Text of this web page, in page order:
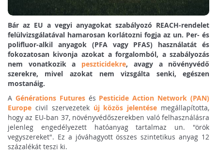
Bár az EU a vegyi anyagokat szabályozó REACH-rendelet
felülvizsgálatával hamarosan korlátozni fogja az un. Per- és
polifluor-alkil anyagok (PFA vagy PFAS) használatát és
fokozatosan kivonja azokat a forgalomból, a szabályozás
nem vonatkozik a peszticidekre, avagy a növényvédő
szerekre, mivel azokat nem vizsgálta senki, egészen
mostanáig.
A Générations Futuresés Pesticide Action Network (PAN)
Europecivil szervezetek új közös jelentése megállapította,
hogy az EU-ban 37, növényvédőszerekben való felhasználásra
jelenleg engedélyezett hatóanyag tartalmaz un. "örök
vegyszereket". Ez a jóváhagyott összes szintetikus anyag 12
százalékát teszi ki.